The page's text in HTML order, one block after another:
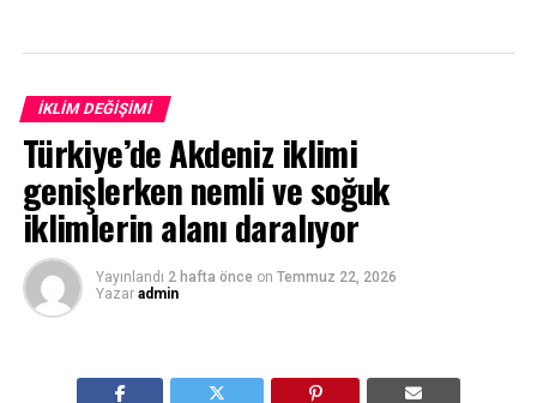
İKLIM DEĞIŞIMI
Türkiye’de Akdeniz iklimi
genişlerken nemli ve soğuk
iklimlerin alanı daralıyor
Yayınlandı 2 hafta önce on Temmuz 22, 2026
Yazar admin